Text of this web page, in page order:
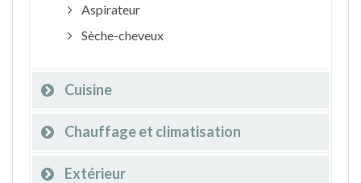
Aspirateur
Sèche-cheveux
Cuisine
Chauffage et climatisation
Extérieur